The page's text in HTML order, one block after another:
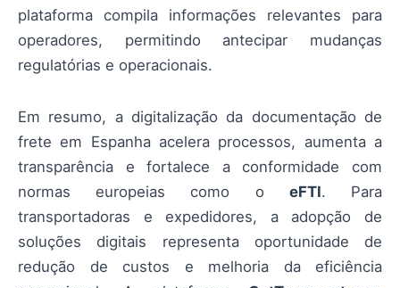
plataforma compila informações relevantes para
operadores, permitindo antecipar mudanças
regulatórias e operacionais.
Em resumo, a digitalização da documentação de
frete em Espanha acelera processos, aumenta a
transparência e fortalece a conformidade com
normas europeias como o eFTI. Para
transportadoras e expedidores, a adopção de
soluções digitais representa oportunidade de
redução de custos e melhoria da eficiência